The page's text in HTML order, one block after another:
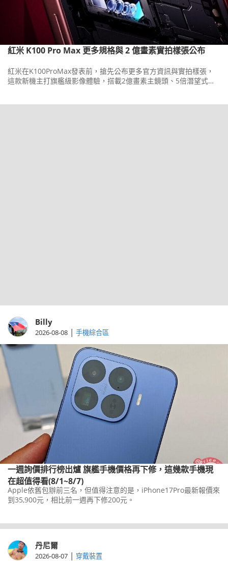
紅米 K100 Pro Max 更多規格與 2 億畫素實拍樣張公布
紅米在K100ProMax發表前，搶先公布更多官方資訊與實拍樣張，
這款新機主打旗艦級影像體驗，搭載2億畫素主鏡頭、5倍潛望式長
Billy
2026-08-08 | 手機綜合區
一週詢價排行榜出爐 旗艦手機價格再下修，這幾款手機現
在超值得看(8/1~8/7)
Apple依舊包辦前三名，但值得注意的是，iPhone17Pro最新報價來
到35,900元，相比前一週再下修200元。
丹尼爾
2026-08-07 | 穿戴裝置